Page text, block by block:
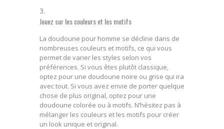
Jouez sur les couleurs et les motifs
La doudoune pour homme se décline dans de
nombreuses couleurs et motifs, ce qui vous
permet de varier les styles selon vos
préférences. Si vous êtes plutôt classique,
optez pour une doudoune noire ou grise qui ira
avec tout. Si vous avez envie de porter quelque
chose de plus original, optez pour une
doudoune colorée ou à motifs. N’hésitez pas à
mélanger les couleurs et les motifs pour créer
un look unique et original.